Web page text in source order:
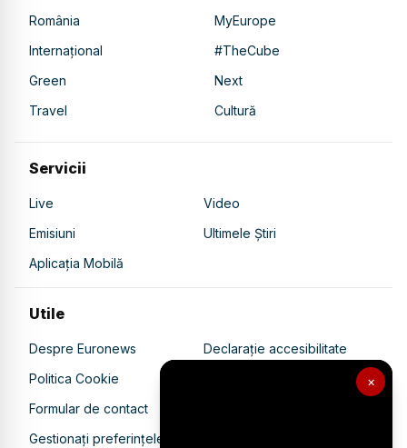
×
România
MyEurope
Internațional
#TheCube
Green
Next
Travel
Cultură
Servicii
Live
Video
Emisiuni
Ultimele Știri
Aplicația Mobilă
Utile
Despre Euronews
Declarație accesibilitate
Politica Cookie
Politica de confidențialitate
Formular de contact
Gestionați preferințele